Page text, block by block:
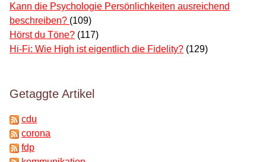
Kann die Psychologie Persönlichkeiten ausreichend
beschreiben? (109)
Hörst du Töne? (117)
Hi-Fi: Wie High ist eigentlich die Fidelity? (129)
Getaggte Artikel
cdu
corona
fdp